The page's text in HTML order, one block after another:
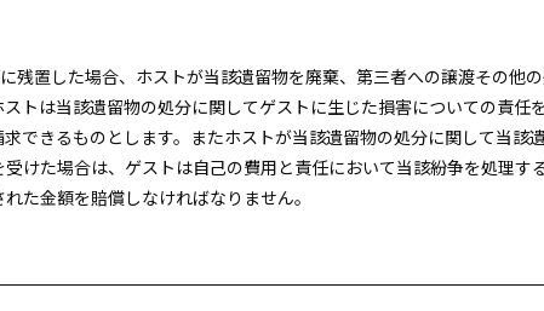
残置した場合、ホストが当該遺留物を廃棄、第三者への譲渡その他
トは当該遺留物の処分に関してゲストに生じた損害についての責任
できるものとします。またホストが当該遺留物の処分に関して当該
けた場合は、ゲストは自己の費用と責任において当該紛争を処理す
た金額を賠償しなければなりません。